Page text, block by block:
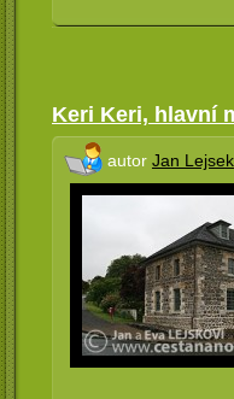
Keri Keri, hlavní
autor Jan Lejsek